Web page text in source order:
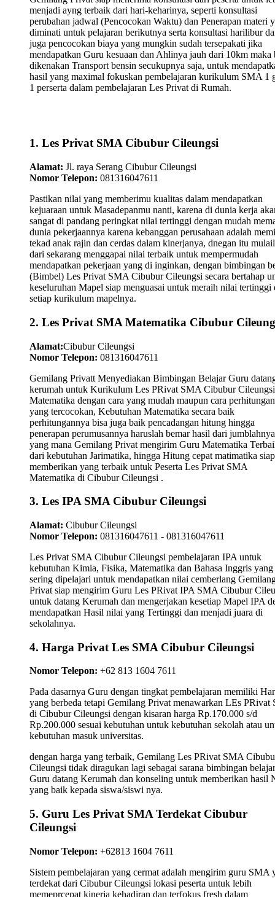
menjadi ayng terbaik dari hari-keharinya, seperti konsultasi
perubahan jadwal (Pencocokan Waktu) dan Penerapan materi
diminati untuk pelajaran berikutnya serta konsultasi harilibur
juga pencocokan biaya yang mungkin sudah tersepakati jika
mendapatkan Guru kesuaan dan Ahlinya jauh dari 10km maka
dikenakan Transport bensin secukupnya saja, untuk
hasil yang maximal fokuskan pembelajaran kurikulum SMA 1
1 perserta dalam pembelajaran Les Privat di Rumah.
1. Les Privat SMA Cibubur Cileungsi
Alamat: Jl. raya Serang Cibubur Cileungsi
Nomor Telepon: 081316047611
Pastikan nilai yang memberimu kualitas dalam mendapatkan
kejuaraan untuk Masadepanmu nanti, karena di dunia kerja
sangat di pandang peringkat nilai tertinggi dengan mudah
dunia pekerjaannya karena kebanggan perusahaan adalah
tekad anak rajin dan cerdas dalam kinerjanya, dnegan itu
dari sekarang menggapai nilai terbaik untuk mempermudah
mendapatkan pekerjaan yang di inginkan, dengan bimbingan
(Bimbel) Les Privat SMA Cibubur Cileungsi secara bertahap
keseluruhan Mapel siap menguasai untuk meraih nilai tertinggi
setiap kurikulum mapelnya.
2. Les Privat SMA Matematika Cibubur
Alamat:Cibubur Cileungsi
Nomor Telepon: 081316047611
Gemilang Privatt Menyediakan Bimbingan Belajar Guru
kerumah untuk Kurikulum Les PRivat SMA Cibubur Cileungsi
Matematika dengan cara yang mudah maupun cara perhitungan
yang tercocokan, Kebutuhan Matematika secara baik
perhitungannya bisa juga baik pencadangan hitung hingga
penerapan perumusannya haruslah bemar hasil dari
yang mana Gemilang Privat mengirim Guru Matematika
dari kebutuhan Jarimatika, hingga Hitung cepat matimatika siap
memberikan yang terbaik untuk Peserta Les Privat SMA
Matematika di Cibubur Cileungsi .
3. Les IPA SMA Cibubur Cileungsi
Alamat: Cibubur Cileungsi
Nomor Telepon: 081316047611 - 081316047611
Les Privat SMA Cibubur Cileungsi pembelajaran IPA untuk
kebutuhan Kimia, Fisika, Matematika dan Bahasa Inggris yang
sering dipelajari untuk mendapatkan nilai cemberlang
Privat siap mengirim Guru Les PRivat IPA SMA Cibubur
untuk datang Kerumah dan mengerjakan kesetiap Mapel IPA
mendapatkan Hasil nilai yang Tertinggi dan menjadi juara di
sekolahnya.
4. Harga Privat Les SMA Cibubur Cileungsi
Nomor Telepon: +62 813 1604 7611
Pada dasarnya Guru dengan tingkat pembelajaran memiliki
yang berbeda tetapi Gemilang Privat menawarkan LEs PRivat
di Cibubur Cileungsi dengan kisaran harga Rp.170.000 s/d
Rp.200.000 sesuai kebutuhan untuk kebutuhan sekolah atau
kebutuhan masuk universitas.
dengan harga yang terbaik, Gemilang Les PRivat SMA
Cileungsi tidak diragukan lagi sebagai sarana bimbingan
Guru datang Kerumah dan konseling untuk memberikan hasil
yang baik kepada siswa/siswi nya.
5. Guru Les Privat SMA Terdekat Cibubur
Cileungsi
Nomor Telepon: +62813 1604 7611
Sistem pembelajaran yang cermat adalah mengirim guru SMA
terdekat dari Cibubur Cileungsi lokasi peserta untuk lebih
memeprcepat kinerja kehadiran dan terfokus fresh dalam